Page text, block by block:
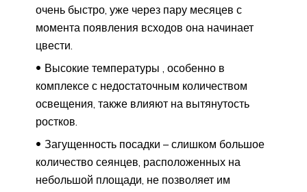
очень быстро, уже через пару месяцев с
момента появления всходов она начинает
цвести.
Высокие температуры , особенно в
комплексе с недостаточным количеством
освещения, также влияют на вытянутость
ростков.
Загущенность посадки – слишком большое
количество сеянцев, расположенных на
небольшой площади, не позволяет им